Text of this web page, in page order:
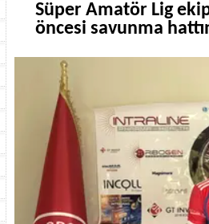
Süper Amatör Lig
öncesi savunma